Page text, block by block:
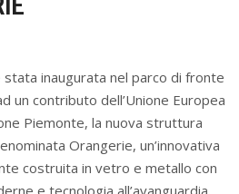
inaugurata nel parco di fronte
un contributo dell’Unione Europea
Piemonte, la nuova struttura
Orangerie, un’innovativa
costruita in vetro e metallo con
e tecnologia all’avanguardia.